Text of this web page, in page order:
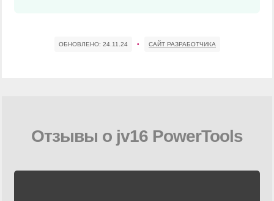
ОБНОВЛЕНО: 24.11.24 • САЙТ РАЗРАБОТЧИКА
Отзывы о jv16 PowerTools